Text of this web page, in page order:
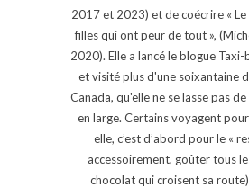
2017 et 2023) et de coécrire «
filles qui ont peur de tout »,
2020). Elle a lancé le blogue
et visité plus d'une soixantaine
Canada, qu'elle ne se lasse pas
en large. Certains voyagent
elle, c’est d’abord pour le «
accessoirement, goûter tous
chocolat qui croisent sa